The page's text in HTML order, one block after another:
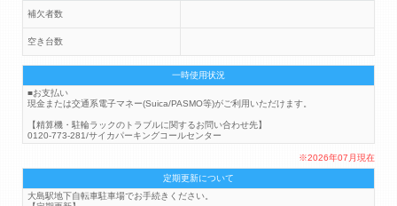
補欠者数
空き台数
一時使用状況
■お支払い
現金または交通系電子マネー(Suica/PASMO等)がご利用いただけます。
【精算機・駐輪ラックのトラブルに関するお問い合わせ先】
0120-773-281/サイカパーキングコールセンター
※2026年07月現在
定期更新について
大島駅地下自転車駐車場でお手続きください。